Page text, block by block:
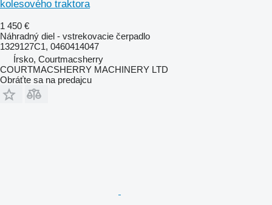
kolesového traktora
1 450 €
Náhradný diel - vstrekovacie čerpadlo
1329127C1, 0460414047
Írsko, Courtmacsherry
COURTMACSHERRY MACHINERY LTD
Obráťte sa na predajcu